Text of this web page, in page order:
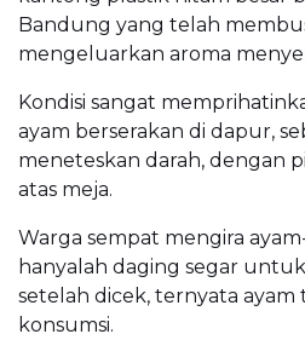
Bandung yang telah
mengeluarkan aroma
Kondisi sangat
ayam berserakan di dapur,
meneteskan darah, dengan
atas meja.
Warga sempat mengira
hanyalah daging segar
setelah dicek, ternyata ayam
konsumsi.